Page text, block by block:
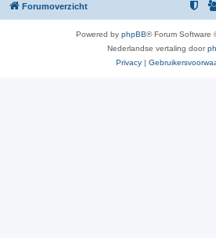
Forumoverzicht
Powered by phpBB® Forum Software
Nederlandse vertaling door
Privacy |